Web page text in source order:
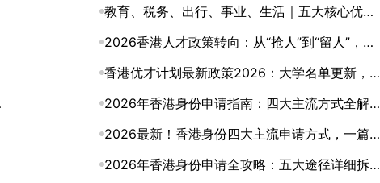
教育、税务、出行、事业、生活｜五大核心优
势，深度解码香港身份的含金量
2026香港人才政策转向：从“抢人”到“留人”，你
的身份规划该升级了
香港优才计划最新政策2026：大学名单更新，一
文读懂
2026年香港身份申请指南：四大主流方式全解
析，总有一条路适合你
2026最新！香港身份四大主流申请方式，一篇看
懂怎么选
2026年香港身份申请全攻略：五大途径详细拆